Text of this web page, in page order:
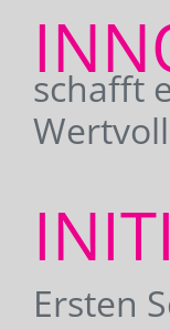
schafft
Ersten